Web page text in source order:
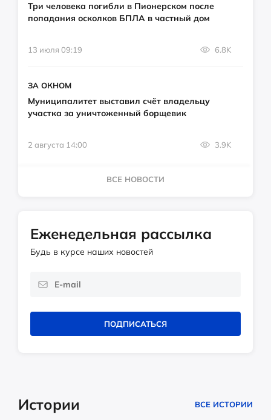
Три человека погибли в Пионерском после
попадания осколков БПЛА в частный дом
13 июля 09:19 6.8K
ЗА ОКНОМ
Муниципалитет выставил счёт владельцу
участка за уничтоженный борщевик
2 августа 14:00 3.9K
ВСЕ НОВОСТИ
Еженедельная рассылка
Будь в курсе наших новостей
ПОДПИСАТЬСЯ
Истории ВСЕ ИСТОРИИ